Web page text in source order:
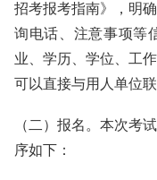
招考报考指南》，明
询电话、注意事项等
业、学历、学位、工
可以直接与用人单位联
（二）报名。本次考
序如下：